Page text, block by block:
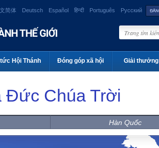
简体 Deutsch Español हिन्दी Português Русский
Hội Thánh Đóng góp xã hội Giải thưởng
Đức Chúa Trời
Hàn Quốc